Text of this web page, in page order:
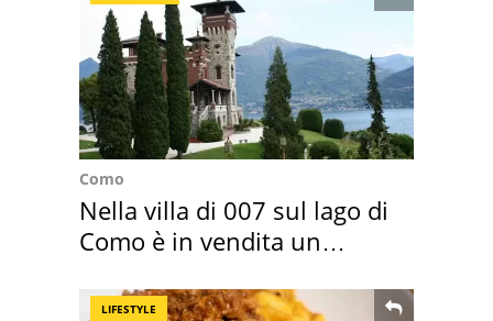
Como
Nella villa di 007 sul lago di
Como è in vendita un
LIFESTYLE